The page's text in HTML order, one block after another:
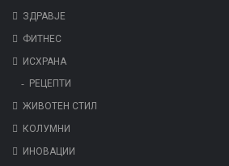
ЗДРАВЈЕ
ФИТНЕС
ИСХРАНА
РЕЦЕПТИ
ЖИВОТЕН СТИЛ
КОЛУМНИ
ИНОВАЦИИ